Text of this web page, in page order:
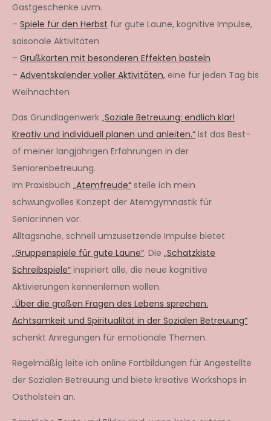
Gastgeschenke uvm.
– Spiele für den Herbst für gute Laune, kognitive Impulse,
saisonale Aktivitäten
– Grußkarten mit besonderen Effekten basteln
– Adventskalender voller Aktivitäten, eine für jeden Tag bis
Weihnachten
Das Grundlagenwerk „Soziale Betreuung: endlich klar!
Kreativ und individuell planen und anleiten.“ ist das Best-
of meiner langjährigen Erfahrungen in der
Seniorenbetreuung.
Im Praxisbuch „Atemfreude“ stelle ich mein
schwungvolles Konzept der Atemgymnastik für
Senior:innen vor.
Alltagsnahe, schnell umzusetzende Impulse bietet
„Gruppenspiele für gute Laune“. Die „Schatzkiste
Schreibspiele“ inspiriert alle, die neue kognitive
Aktivierungen kennenlernen wollen.
„Über die großen Fragen des Lebens sprechen.
Achtsamkeit und Spiritualität in der Sozialen Betreuung“
schenkt Anregungen für emotionale Themen.
Regelmäßig leite ich online Fortbildungen für Angestellte
der Sozialen Betreuung und biete kreative Workshops in
Ostholstein an.